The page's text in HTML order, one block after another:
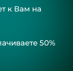
к Вам на
50%